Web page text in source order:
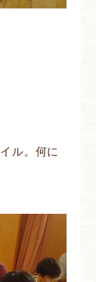
ル。何に